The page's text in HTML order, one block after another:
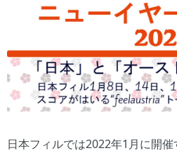
日本フィルでは2022年1月に開催